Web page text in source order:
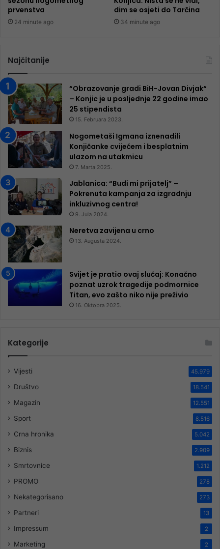
prvenstva
24 minute ago
dim se osjeti do Tarčina
34 minute ago
Najčitanije
“Obrazovanje gradi BiH-Jovan Divjak“
– Konjic je u posljednje 22 godine imao
25 ​​stipendista
15. Februara 2023.
Nogometaši Igmana iznenadili
Konjičanke cvijećem i besplatnim
ulazom na utakmicu
7. Marta 2025.
Jablanica: “Budi mi prijatelj” –
Pokrenuta kampanja za izgradnju
inkluzivnog centra!
9. Jula 2024.
Neretva zavijena u crno
13. Augusta 2024.
Svijet je pratio ovaj slučaj: Konačno
poznat uzrok tragedije podmornice
Titan, evo zašto niko nije preživio
16. Oktobra 2025.
Kategorije
Vijesti 45.979
Društvo 18.541
Magazin 12.551
Sport 8.516
Crna hronika 5.042
Biznis 2.909
Smrtovnice 1.212
PROMO 278
Nekategorisano 273
Partneri 13
Impressum 2
Marketing 2